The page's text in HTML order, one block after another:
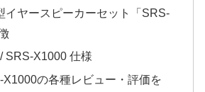
イヤースピーカーセット「SRS-
SRS-X1000 仕様
の各種レビュー・評価を